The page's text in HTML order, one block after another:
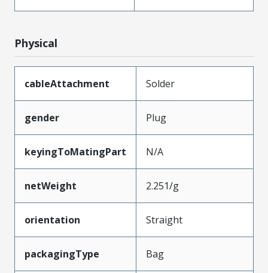
Physical
cableAttachment Solder
gender Plug
keyingToMatingPart N/A
netWeight 2.251/g
orientation Straight
packagingType Bag